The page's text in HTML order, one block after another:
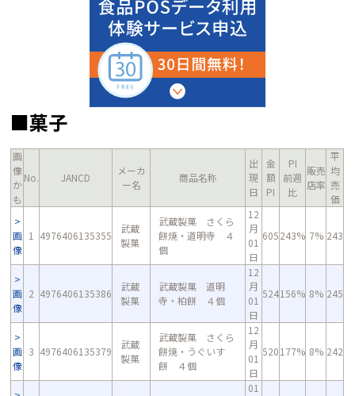
■菓子
画
像
か
も
No. JANCD
メーカ
ー名
商品名称
出
現
日
金
額
PI
PI
前週
比
販売
店率
平
均
売
価
画
像
1 4976406135355
武蔵
製菓
武蔵製菓 さくら
餅焼・道明寺 ４
個
12
月
01
日
605243% 7% 243
画
像
2 4976406135386
武蔵
製菓
武蔵製菓 道明
寺・柏餅 ４個
12
月
01
日
524156% 8% 245
画
像
3 4976406135379
武蔵
製菓
武蔵製菓 さくら
餅焼・うぐいす
餅 ４個
12
月
01
日
520177% 8% 242
01